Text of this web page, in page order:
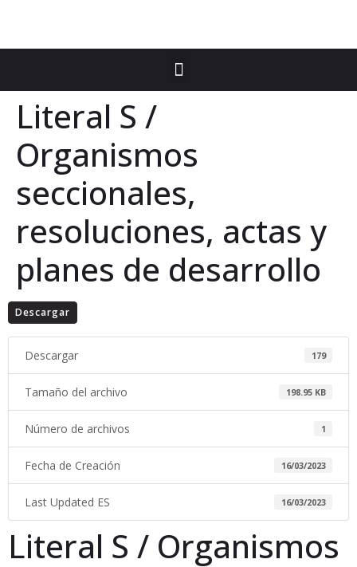
Literal S /
Organismos
seccionales,
resoluciones, actas y
planes de desarrollo
Descargar
Descargar 179
Tamaño del archivo 198.95 KB
Número de archivos 1
Fecha de Creación 16/03/2023
Last Updated ES 16/03/2023
Literal S / Organismos